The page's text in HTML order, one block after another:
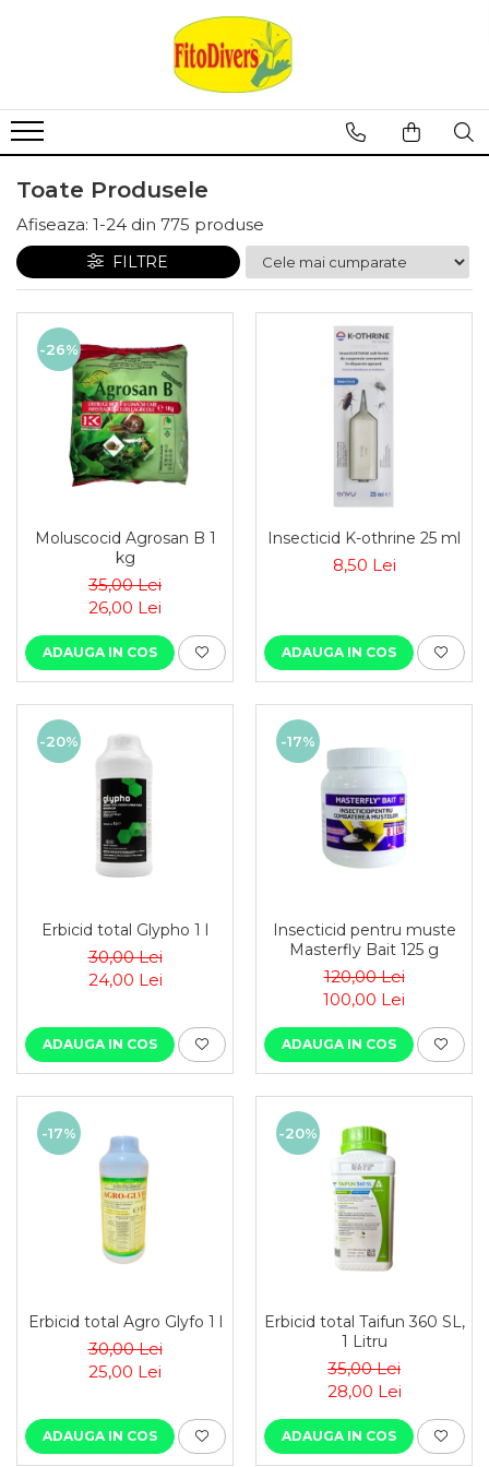
Toate Produsele
Afiseaza: 1-24 din 775 produse
FILTRE
-26%
Moluscocid Agrosan B 1
kg
35,00 Lei
26,00 Lei
ADAUGA IN COS
Insecticid K-othrine 25 ml
8,50 Lei
ADAUGA IN COS
-20%
Erbicid total Glypho 1 l
30,00 Lei
24,00 Lei
ADAUGA IN COS
-17%
Insecticid pentru muste
Masterfly Bait 125 g
120,00 Lei
100,00 Lei
ADAUGA IN COS
-17%
Erbicid total Agro Glyfo 1 l
30,00 Lei
25,00 Lei
ADAUGA IN COS
-20%
Erbicid total Taifun 360 SL,
1 Litru
35,00 Lei
28,00 Lei
ADAUGA IN COS